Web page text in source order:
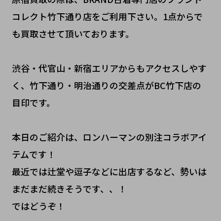
コレクト竹下通り店をご利用下さい。1点からで
も買取させて頂いております。
渋谷・代官山・新宿エリアからもアクセスしやす
く、竹下通り・明治通りの交差点がBC竹下店の
目印です。
本日のご紹介は、ロンハーマンの別注コラボアイ
テムです！
最近では辻堂や逗子などに出店するなど、勢いは
まだまだ続きそうです、、！
ではどうぞ！